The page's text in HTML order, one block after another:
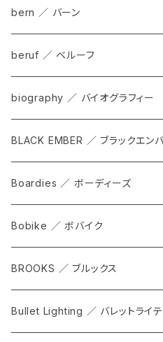
bern ／ バーン
beruf ／ ベルーフ
bag
cap
grove
biography ／ バイオグラフィー
BLACK EMBER ／ ブラックエン
ALL
FORGE
WPT TOTE
CITADEL
Boardies ／ ボーディーズ
Bobike ／ ボバイク
BROOKS ／ ブルックス
ALL
Bullet Lighting ／ バレットライテ